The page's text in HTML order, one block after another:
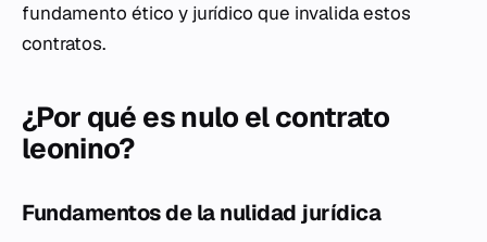
fundamento ético y jurídico que invalida estos
contratos.
¿Por qué es nulo el contrato
leonino?
Fundamentos de la nulidad jurídica